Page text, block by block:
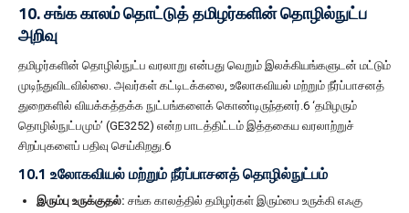
10. சங்க காலம் தொட்டுத் தமிழர்களின் தொழில்நுட்ப
அறிவு
தமிழர்களின் தொழில்நுட்ப வரலாறு என்பது வெறும் இலக்கியங்களுடன் மட்டும்
முடிந்துவிடவில்லை. அவர்கள் கட்டிடக்கலை, உலோகவியல் மற்றும் நீர்ப்பாசனத்
துறைகளில் வியக்கத்தக்க நுட்பங்களைக் கொண்டிருந்தனர்.6 ‘தமிழரும்
தொழில்நுட்பமும்’ (GE3252) என்ற பாடத்திட்டம் இத்தகைய வரலாற்றுச்
சிறப்புகளைப் பதிவு செய்கிறது.6
10.1 உலோகவியல் மற்றும் நீர்ப்பாசனத் தொழில்நுட்பம்
இரும்பு உருக்குதல்: சங்க காலத்தில் தமிழர்கள் இரும்பை உருக்கி எஃகு